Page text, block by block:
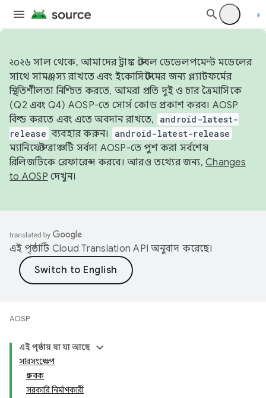
২০২৬ সাল থেকে, আমাদের ট্রাঙ্ক স্টেবল ডেভেলপমেন্ট মডেলের
সাথে সামঞ্জস্য রাখতে এবং ইকোসিস্টেমের জন্য প্ল্যাটফর্মের
স্থিতিশীলতা নিশ্চিত করতে, আমরা প্রতি দুই ও চার ত্রৈমাসিকে
(Q2 এবং Q4) AOSP-তে সোর্স কোড প্রকাশ করব। AOSP
বিল্ড করতে এবং এতে অবদান রাখতে,
android-latest-
release ব্যবহার করুন। android-latest-release
ম্যানিফেস্ট ব্রাঞ্চটি সর্বদা AOSP-তে পুশ করা সর্বশেষ
রিলিজটিকে রেফারেন্স করবে। আরও তথ্যের জন্য, Changes
to AOSP দেখুন।
এই পৃষ্ঠাটি Cloud Translation API অনুবাদ করেছে।
AOSP
এই পৃষ্ঠায় যা যা আছে
সারসংক্ষেপ
ধ্রুবক
সরকারি নির্মাণকারী